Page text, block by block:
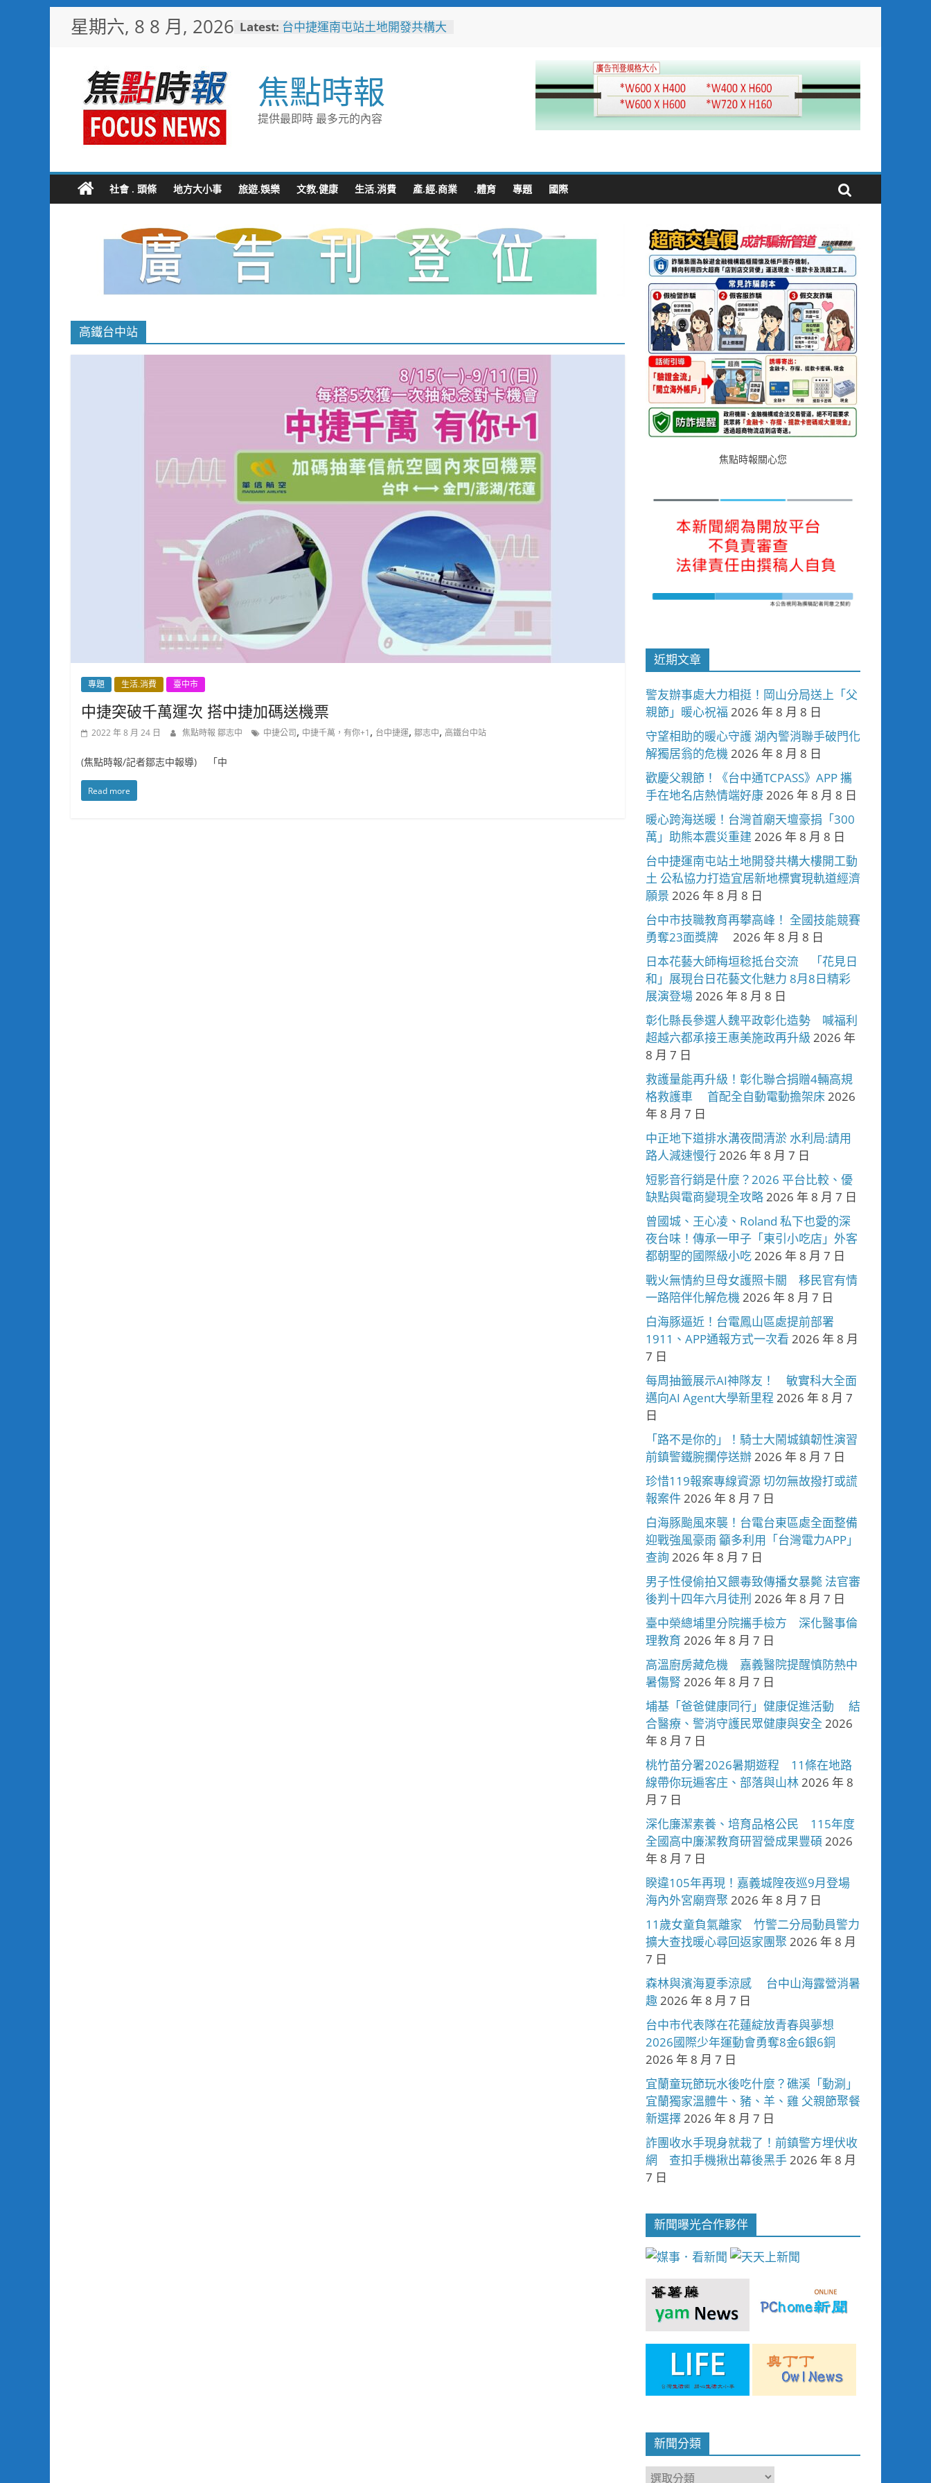
星期六, 8 8 月, 2026 Latest: 台中捷運南屯站土地開發共構大
送上「父親節」暖心祝福
守望相助的暖心守護 湖內警消
聯手破門化解獨居翁的危機
歡慶父親節！《台中通
捐「300萬」助熊本震災重建
焦點時報
提供最即時 最多元的內容
社會 . 頭條 地方大小事 旅遊.娛樂 文教.健康 生活.消費 產.經.商業 .體育 專題 國際
高鐵台中站
專題 生活.消費 臺中市
中捷突破千萬運次 搭中捷加碼送機票
2022 年 8 月 24 日 焦點時報 鄒志中 中捷公司, 中捷千萬，有你+1, 台中捷運, 鄒志中, 高鐵台中站
(焦點時報/記者鄒志中報導) 「中
Read more
焦點時報關心您
近期文章
警友辦事處大力相挺！岡山分局送上「父
親節」暖心祝福 2026 年 8 月 8 日
守望相助的暖心守護 湖內警消聯手破門化
解獨居翁的危機2026 年 8 月 8 日
歡慶父親節！《台中通TCPASS》APP 攜
手在地名店熱情端好康2026 年 8 月 8 日
暖心跨海送暖！台灣首廟天壇豪捐「300
萬」助熊本震災重建 2026 年 8 月 8 日
台中捷運南屯站土地開發共構大樓開工動
土 公私協力打造宜居新地標實現軌道經濟
願景 2026 年 8 月 8 日
台中市技職教育再攀高峰！ 全國技能競賽
勇奪23面獎牌
2026 年 8 月 8 日
日本花藝大師梅垣稔抵台交流 「花見日
和」展現台日花藝文化魅力 8月8日精彩
展演登場2026 年 8 月 8 日
彰化縣長參選人魏平政彰化造勢 喊福利
超越六都承接王惠美施政再升級 2026 年
8 月 7 日
救護量能再升級！彰化聯合捐贈4輛高規
格救護車 首配全自動電動擔架床2026
年 8 月 7 日
中正地下道排水溝夜間清淤 水利局:請用
路人減速慢行2026 年 8 月 7 日
短影音行銷是什麼？2026 平台比較、優
缺點與電商變現全攻略2026 年 8 月 7 日
曾國城、王心凌、Roland 私下也愛的深
夜台味！傳承一甲子「東引小吃店」外客
都朝聖的國際級小吃2026 年 8 月 7 日
戰火無情約旦母女護照卡關 移民官有情
一路陪伴化解危機2026 年 8 月 7 日
白海豚逼近！台電鳳山區處提前部署
1911、APP通報方式一次看 2026 年 8 月
7 日
每周抽籤展示AI神隊友！ 敏實科大全面
邁向AI Agent大學新里程 2026 年 8 月 7
日
「路不是你的」！騎士大鬧城鎮韌性演習
前鎮警鐵腕攔停送辦2026 年 8 月 7 日
珍惜119報案專線資源 切勿無故撥打或謊
報案件2026 年 8 月 7 日
白海豚颱風來襲！台電台東區處全面整備
迎戰強風豪雨 籲多利用「台灣電力APP」
查詢 2026 年 8 月 7 日
男子性侵偷拍又餵毒致傳播女暴斃 法官審
後判十四年六月徒刑 2026 年 8 月 7 日
臺中榮總埔里分院攜手檢方 深化醫事倫
理教育 2026 年 8 月 7 日
高溫廚房藏危機 嘉義醫院提醒慎防熱中
暑傷腎 2026 年 8 月 7 日
埔基「爸爸健康同行」健康促進活動 結
合醫療、警消守護民眾健康與安全 2026
年 8 月 7 日
桃竹苗分署2026暑期遊程 11條在地路
線帶你玩遍客庄、部落與山林2026 年 8
月 7 日
深化廉潔素養、培育品格公民 115年度
全國高中廉潔教育研習營成果豐碩 2026
年 8 月 7 日
睽違105年再現！嘉義城隍夜巡9月登場
海內外宮廟齊聚 2026 年 8 月 7 日
11歲女童負氣離家 竹警二分局動員警力
擴大查找暖心尋回返家團聚 2026 年 8 月
7 日
森林與濱海夏季涼感 台中山海露營消暑
趣2026 年 8 月 7 日
台中市代表隊在花蓮綻放青春與夢想
2026國際少年運動會勇奪8金6銀6銅
2026 年 8 月 7 日
宜蘭童玩節玩水後吃什麼？礁溪「動涮」
宜蘭獨家溫體牛、豬、羊、雞 父親節聚餐
新選擇2026 年 8 月 7 日
詐團收水手現身就栽了！前鎮警方埋伏收
網 查扣手機揪出幕後黑手2026 年 8 月
7 日
新聞曝光合作夥伴
新聞分類
新